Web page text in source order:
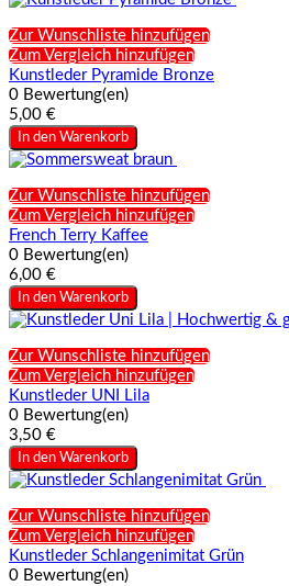
Zur Wunschliste hinzufügen
Zum Vergleich hinzufügen
Kunstleder Pyramide Bronze
0 Bewertung(en)
5,00 €
In den Warenkorb
Zur Wunschliste hinzufügen
Zum Vergleich hinzufügen
French Terry Kaffee
0 Bewertung(en)
6,00 €
In den Warenkorb
Zur Wunschliste hinzufügen
Zum Vergleich hinzufügen
Kunstleder UNI Lila
0 Bewertung(en)
3,50 €
In den Warenkorb
Zur Wunschliste hinzufügen
Zum Vergleich hinzufügen
Kunstleder Schlangenimitat Grün
0 Bewertung(en)